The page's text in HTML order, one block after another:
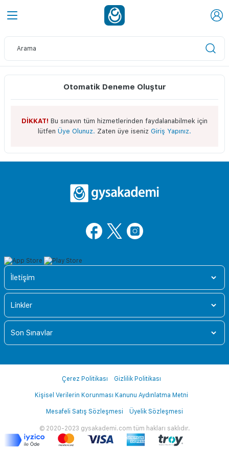
Otomatik Deneme Oluştur
DİKKAT! Bu sınavın tüm hizmetlerinden faydalanabilmek için
lütfen Üye Olunuz. Zaten üye iseniz Giriş Yapınız.
İletişim
Linkler
Son Sınavlar
© 2020-2023 gysakademi.com tüm hakları saklıdır.
Çerez Politikası Gizlilik Politikası
Kişisel Verilerin Korunması Kanunu Aydınlatma Metni
Mesafeli Satış Sözleşmesi Üyelik Sözleşmesi